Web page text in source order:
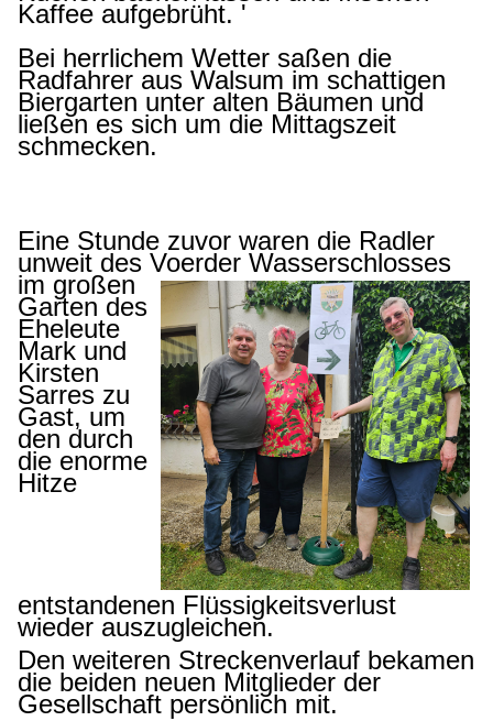
Kaffee aufgebrüht. '
Bei herrlichem Wetter saßen die
Radfahrer aus Walsum im schattigen
Biergarten unter alten Bäumen und
ließen es sich um die Mittagszeit
schmecken.
Eine Stunde zuvor waren die Radler
unweit des Voerder Wasserschlosses
im großen
Garten des
Eheleute
Mark und
Kirsten
Sarres zu
Gast, um
den durch
die enorme
Hitze
entstandenen Flüssigkeitsverlust
wieder auszugleichen.
Den weiteren Streckenverlauf bekamen
die beiden neuen Mitglieder der
Gesellschaft persönlich mit.